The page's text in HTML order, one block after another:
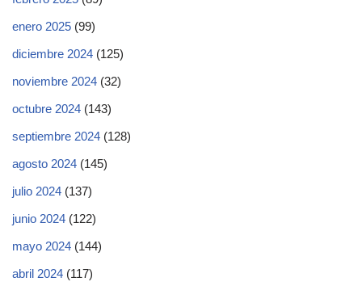
enero 2025 (99)
diciembre 2024 (125)
noviembre 2024 (32)
octubre 2024 (143)
septiembre 2024 (128)
agosto 2024 (145)
julio 2024 (137)
junio 2024 (122)
mayo 2024 (144)
abril 2024 (117)